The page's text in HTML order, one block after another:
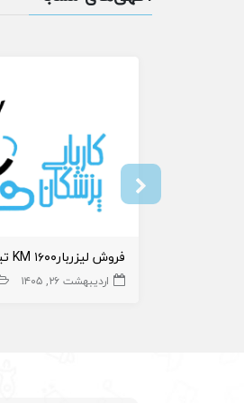
فروش لیزربار۱۶۰۰ KM تیتانیوم پلاس
اردیبهشت ۲۶, ۱۴۰۵